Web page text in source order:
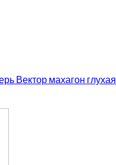
Вектор махагон глухая